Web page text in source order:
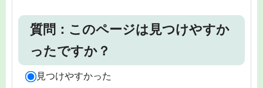
質問：このページは見つけやすか
ったですか？
見つけやすかった